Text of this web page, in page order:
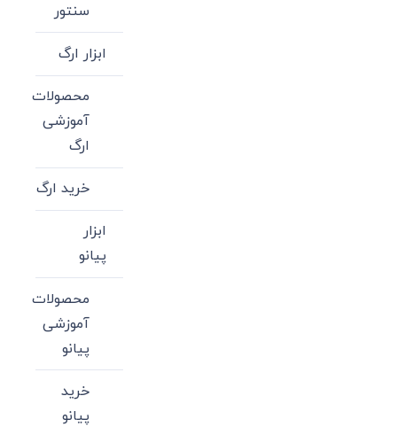
سنتور
ابزار ارگ
محصولات
آموزشی
ارگ
خرید ارگ
ابزار
پیانو
محصولات
آموزشی
پیانو
خرید
پیانو